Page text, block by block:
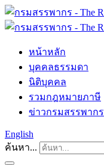
หน้าหลัก
บุคคลธรรมดา
นิติบุคคล
รวมกฎหมายภาษี
ข่าวกรมสรรพากร
English
ค้นหา...